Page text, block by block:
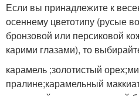
Если вы принадлежите к
осеннему цветотипу (русые
бронзовой или персиковой
карими глазами), то
карамель ;золотистый
пралине;карамельный